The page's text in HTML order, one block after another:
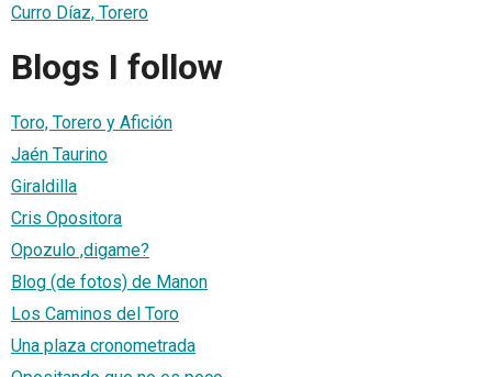
Curro Díaz, Torero
Blogs I follow
Toro, Torero y Afición
Jaén Taurino
Giraldilla
Cris Opositora
Opozulo ,digame?
Blog (de fotos) de Manon
Los Caminos del Toro
Una plaza cronometrada